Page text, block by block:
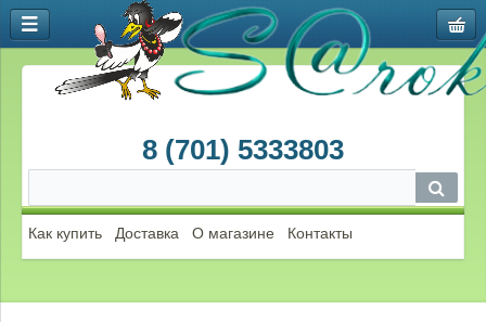
8 (701) 5333803
Как купить Доставка О магазине Контакты